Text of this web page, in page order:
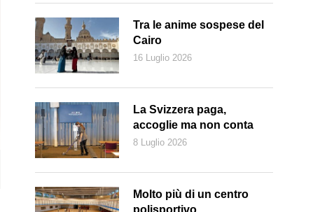
I robot possono possedere uno status morale? (Pixabay)
Tra le anime sospese del
Cairo
16 Luglio 2026
La Svizzera paga,
accoglie ma non conta
8 Luglio 2026
Molto più di un centro
polisportivo